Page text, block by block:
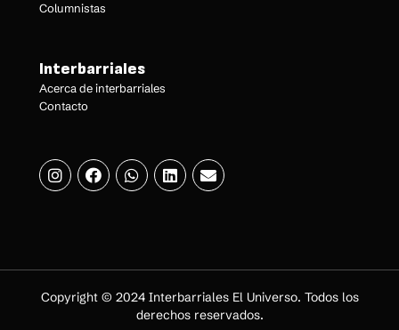
Columnistas
Interbarriales
Acerca de interbarriales
Contacto
Copyright © 2024 Interbarriales El Universo. Todos los
derechos reservados.